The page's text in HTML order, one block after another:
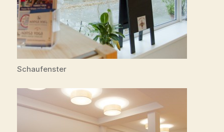
Schaufenster